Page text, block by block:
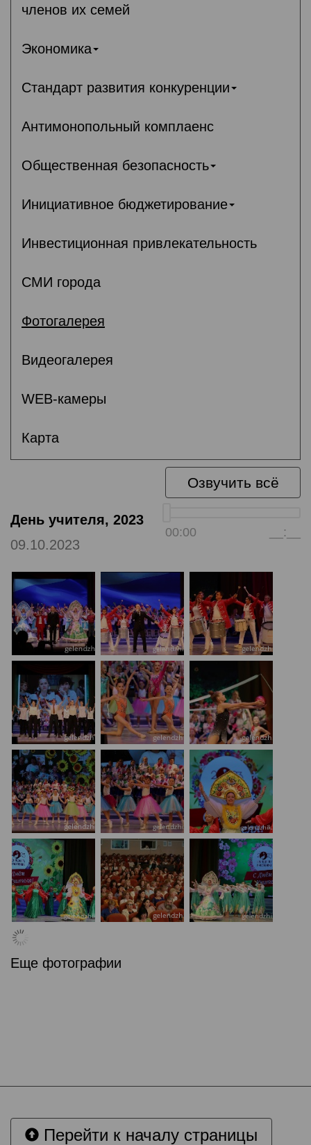
членов их семей
Экономика
Стандарт развития конкуренции
Антимонопольный комплаенс
Общественная безопасность
Инициативное бюджетирование
Инвестиционная привлекательность
СМИ города
Фотогалерея
Видеогалерея
WEB-камеры
Карта
Озвучить всё
00:00 __:__
День учителя, 2023
09.10.2023
Еще фотографии
Перейти к началу страницы